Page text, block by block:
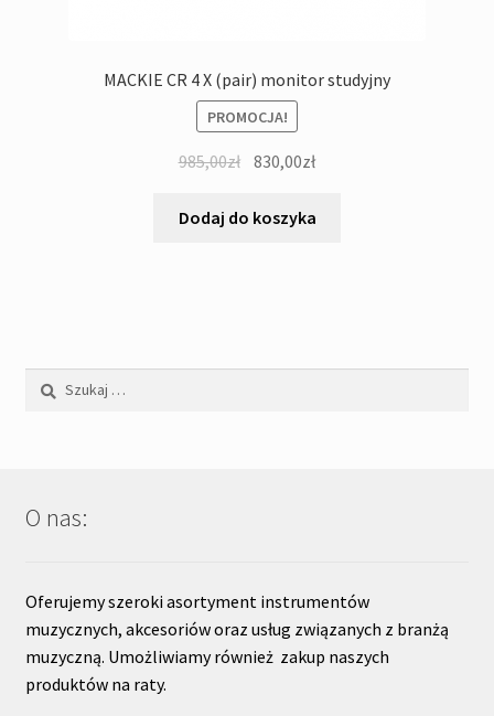
MACKIE CR 4 X (pair) monitor studyjny
PROMOCJA!
985,00zł Pierwotna
wynosiła:
830,00złAktualna
wynosi:
Dodaj do koszyka
Szukaj:
O nas:
Oferujemy szeroki asortyment instrumentów
muzycznych, akcesoriów oraz usług związanych z branżą
muzyczną. Umożliwiamy również zakup naszych
produktów na raty.